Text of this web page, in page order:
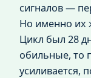
сигналов —
Но именно их
Цикл был 28
обильные, то
усиливается,